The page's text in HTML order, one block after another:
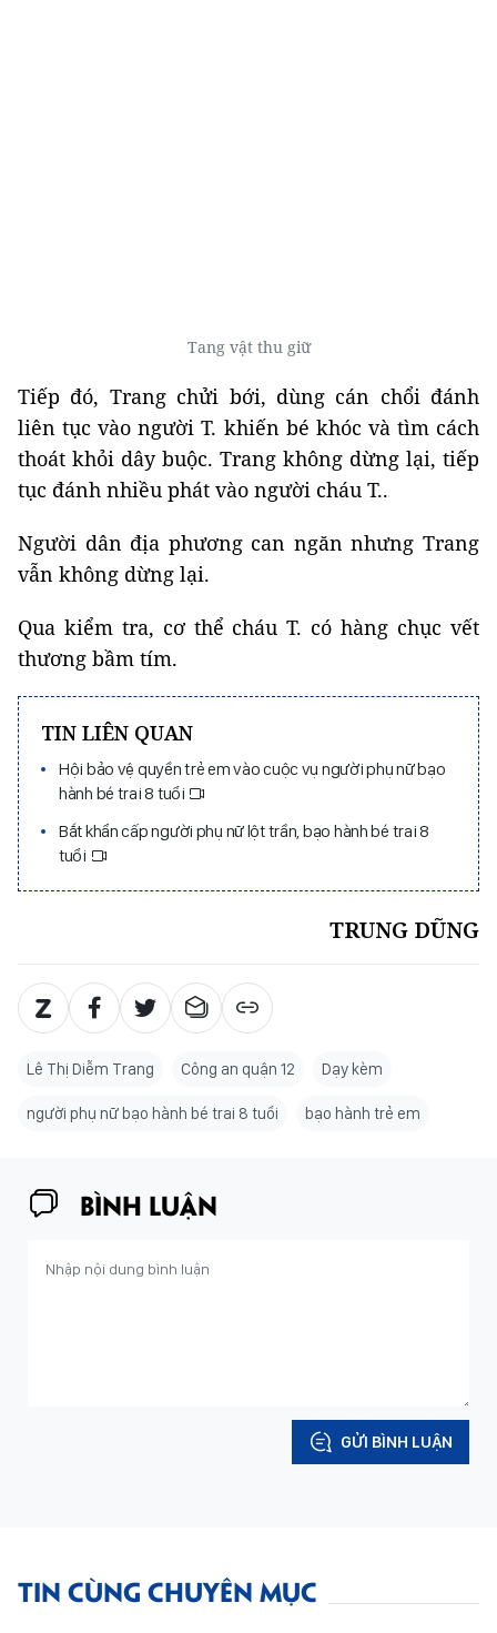
Tang vật thu giữ
Tiếp đó, Trang chửi bới, dùng cán chổi đánh
liên tục vào người T. khiến bé khóc và tìm cách
thoát khỏi dây buộc. Trang không dừng lại, tiếp
tục đánh nhiều phát vào người cháu T..
Người dân địa phương can ngăn nhưng Trang
vẫn không dừng lại.
Qua kiểm tra, cơ thể cháu T. có hàng chục vết
thương bầm tím.
TIN LIÊN QUAN
Hội bảo vệ quyền trẻ em vào cuộc vụ người phụ nữ bạo
hành bé trai 8 tuổi
Bắt khẩn cấp người phụ nữ lột trần, bạo hành bé trai 8
tuổi
TRUNG DŨNG
Lê Thị Diễm Trang Công an quận 12 Dạy kèm
người phụ nữ bạo hành bé trai 8 tuổi bạo hành trẻ em
BÌNH LUẬN
GỬI BÌNH LUẬN
TIN CÙNG CHUYÊN MỤC